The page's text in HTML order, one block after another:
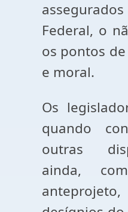
Federal, o
os pontos
e moral.
Os
quando
outras
ainda,